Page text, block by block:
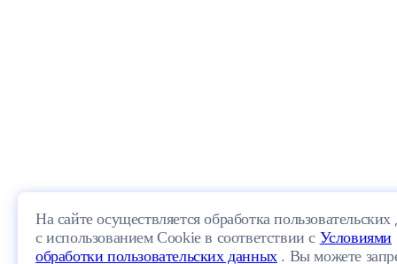
На сайте осуществляется обработка
с использованием Cookie в соответствии с Условиями
обработки пользовательских данных. Вы можете